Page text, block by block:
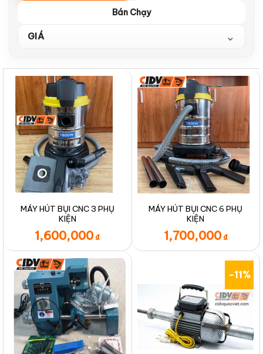
Bán Chạy
GIÁ ⌄
MÁY HÚT BỤI CNC 3 PHỤ
KIỆN
1,600,000 ₫
MÁY HÚT BỤI CNC 6 PHỤ
KIỆN
1,700,000 ₫
-11%